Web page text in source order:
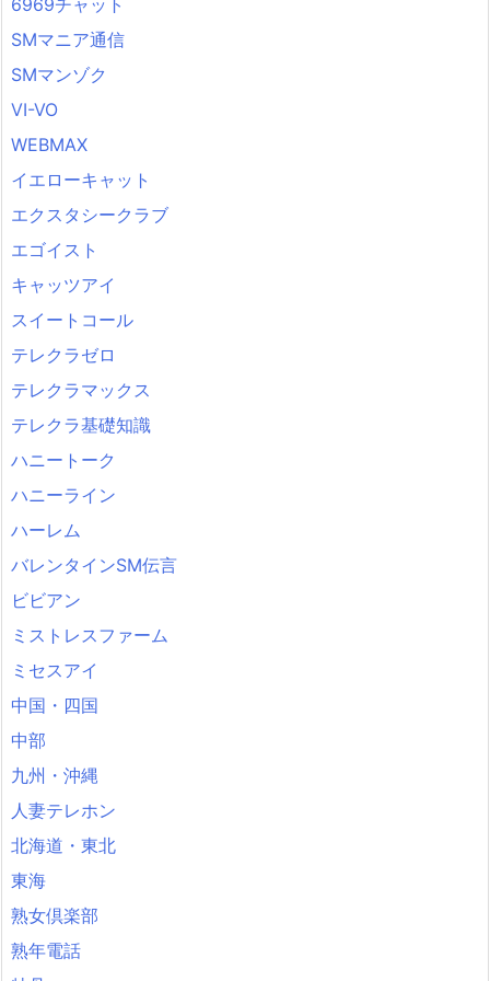
SMマニア通信
SMマンゾク
VI-VO
WEBMAX
イエローキャット
エクスタシークラブ
エゴイスト
キャッツアイ
スイートコール
テレクラゼロ
テレクラマックス
テレクラ基礎知識
ハニートーク
ハニーライン
ハーレム
バレンタインSM伝言
ビビアン
ミストレスファーム
ミセスアイ
中国・四国
中部
九州・沖縄
人妻テレホン
北海道・東北
東海
熟女倶楽部
熟年電話